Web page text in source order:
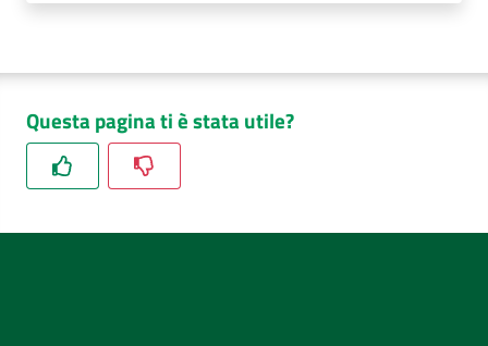
Questa pagina ti è stata utile?